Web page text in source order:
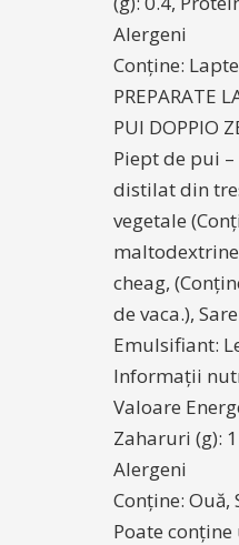
Alergeni
Conține:
PREPARATE
PUI DOPPIO
Piept de pui
distilat din
vegetale
cheag,
de vaca.),
Emulsifiant:
Informații
Valoare
Zaharuri (g):
Alergeni
Conține: Ouă,
Poate